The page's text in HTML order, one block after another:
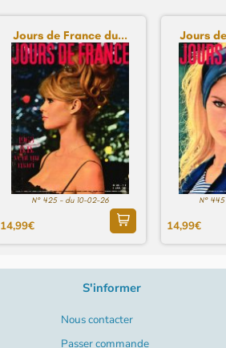
Jours de France du...
N° 425 - du 10-02-26
14,99€
Jours
N°
14,99€
S'informer
Nous contacter
Passer commande